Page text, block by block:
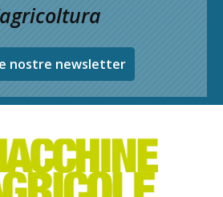
nostre newsletter